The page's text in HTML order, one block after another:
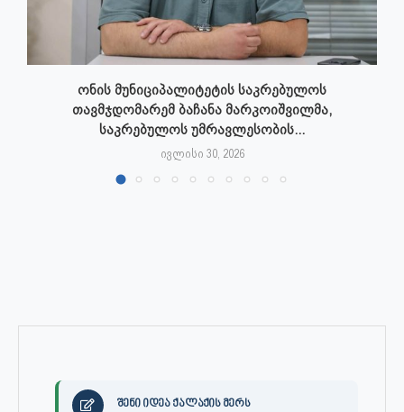
ონის მუნიციპალიტეტის საკრებულოს
თავმჯდომარემ ბაჩანა მარკოიშვილმა,
საკრებულოს უმრავლესობის...
ივლისი 30, 2026
შენი იდეა ქალაქის მერს